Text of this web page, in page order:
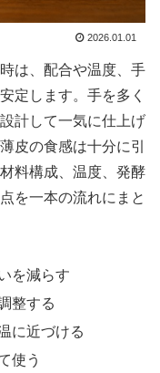
2026.01.01
は、配合や温度、手
定します。手を多く
計して一気に仕上げ
皮の食感は十分に引
料構成、温度、発酵
を一本の流れにまと
を減らす
整する
に近づける
使う